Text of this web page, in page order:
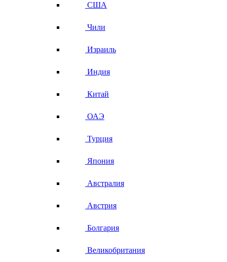
США
Чили
Израиль
Индия
Китай
ОАЭ
Турция
Япония
Австралия
Австрия
Болгария
Великобритания